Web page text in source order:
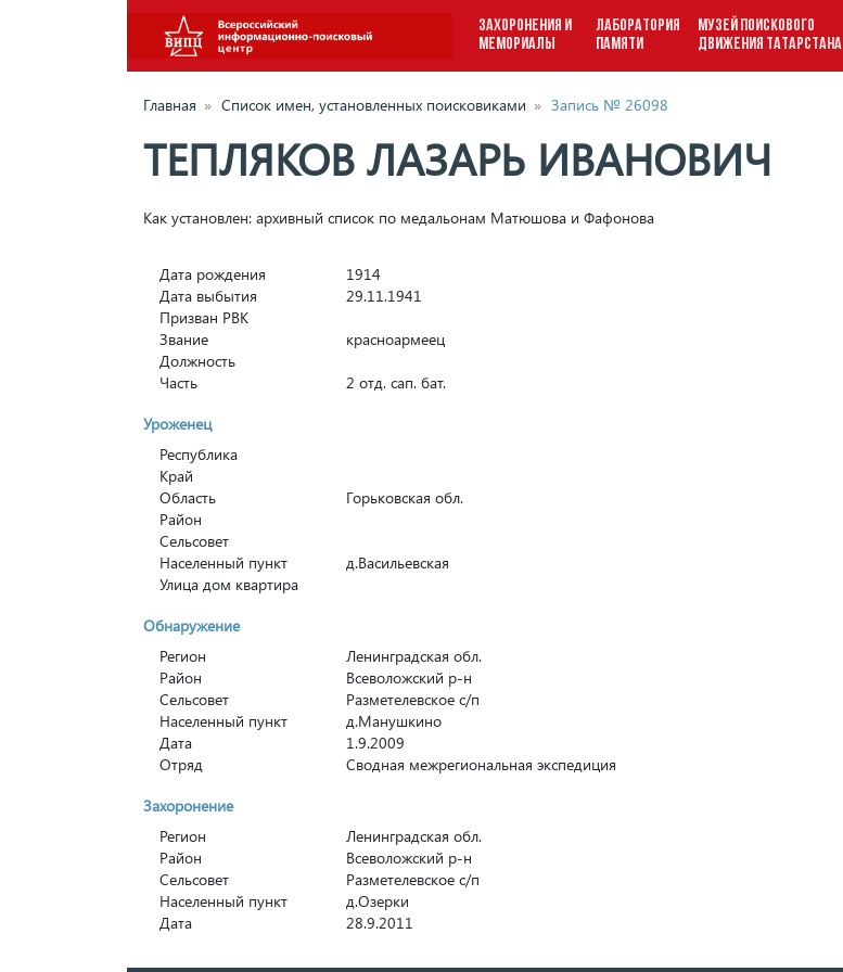
ЗАХОРОНЕНИЯ И
МЕМОРИАЛЫ
ЛАБОРАТОРИЯ
ПАМЯТИ
МУЗЕЙ ПОИСКОВОГО
ДВИЖЕНИЯ ТАТАРСТАНА
Главная » Список имен, установленных поисковиками » Запись № 26098
ТЕПЛЯКОВ ЛАЗАРЬ ИВАНОВИЧ
Как установлен: архивный список по медальонам Матюшова и Фафонова
Дата рождения
1914
Дата выбытия
29.11.1941
Призван РВК
Звание
красноармеец
Должность
Часть
2 отд. сап. бат.
Уроженец
Республика
Край
Область
Горьковская обл.
Район
Сельсовет
Населенный пункт
д.Васильевская
Улица дом квартира
Обнаружение
Регион
Ленинградская обл.
Район
Всеволожский р-н
Сельсовет
Разметелевское с/п
Населенный пункт
д.Манушкино
Дата
1.9.2009
Отряд
Сводная межрегиональная экспедиция
Захоронение
Регион
Ленинградская обл.
Район
Всеволожский р-н
Сельсовет
Разметелевское с/п
Населенный пункт
д.Озерки
Дата
28.9.2011